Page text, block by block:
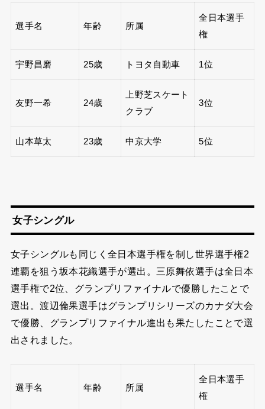
選手名 年齢 所属
全日本選手
権
宇野昌磨 25歳 トヨタ自動車 1位
友野一希 24歳
上野芝スケート
クラブ
3位
山本草太 23歳 中京大学 5位
女子シングル
女子シングルも同じく全日本選手権を制し世界選手権2
連覇を狙う坂本花織選手が選出。三原舞依選手は全日本
選手権で2位、グランプリファイナルで優勝したことで
選出。渡辺倫果選手はグランプリシリーズのカナダ大会
で優勝、グランプリファイナル進出も果たしたことで選
出されました。
選手名 年齢 所属
全日本選手
権